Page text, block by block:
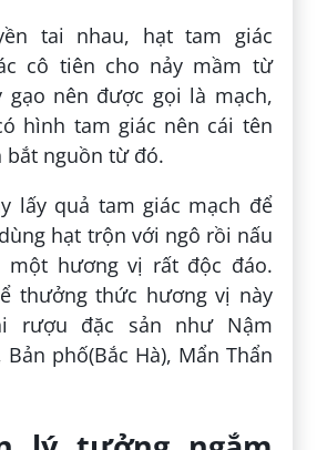
tai nhau, hạt tam giác
cô tiên cho nảy mầm từ
gạo nên được gọi là mạch,
hình tam giác nên cái tên
bắt nguồn từ đó.
lấy quả tam giác mạch để
hạt trộn với ngô rồi nấu
một hương vị rất độc đáo.
thưởng thức hương vị này
rượu đặc sản như Nậm
Bản phố(Bắc Hà), Mẩn Thẩn